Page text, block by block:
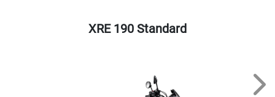
XRE 190 Standard